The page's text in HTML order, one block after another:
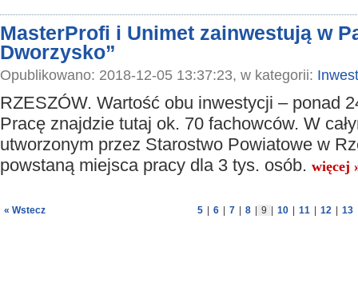
MasterProfi i Unimet zainwestują w
Dworzysko”
Opublikowano: 2018-12-05 13:37:23, w kategorii:
RZESZÓW. Wartość obu inwestycji – ponad
Pracę znajdzie tutaj ok. 70 fachowców. W
utworzonym przez Starostwo Powiatowe w
powstaną miejsca pracy dla 3 tys. osób. więcej
« Wstecz 5 6 7 8 9 10 11 12 13